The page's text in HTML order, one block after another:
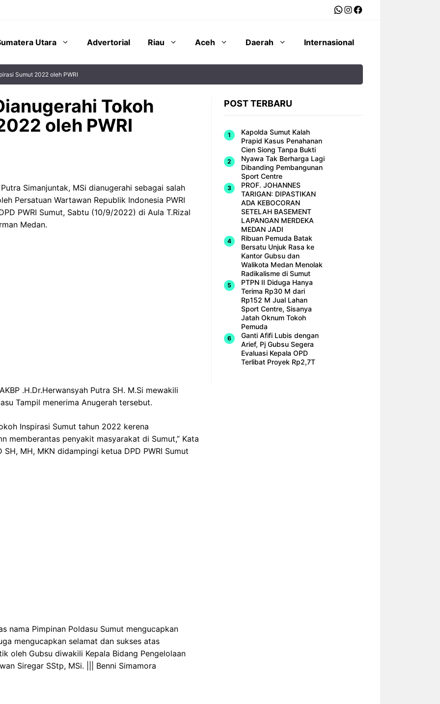
WhatsApp
Instagram
Facebook
Utara Advertorial Riau Aceh Daerah Internasional
Sumut 2022 oleh PWRI
Tokoh
oleh PWRI
Simanjuntak, MSi dianugerahi sebagai salah
Persatuan Wartawan Republik Indonesia PWRI
PWRI Sumut, Sabtu (10/9/2022) di Aula T.Rizal
Medan.
.H.Dr.Herwansyah Putra SH. M.Si mewakili
Tampil menerima Anugerah tersebut.
Inspirasi Sumut tahun 2022 kerena
memberantas penyakit masyarakat di Sumut,” Kata
SH, MH, MKN didampingi ketua DPD PWRI Sumut
nama Pimpinan Poldasu Sumut mengucapkan
mengucapkan selamat dan sukses atas
oleh Gubsu diwakili Kepala Bidang Pengelolaan
Siregar SStp, MSi. ||| Benni Simamora
POST TERBARU
Kapolda Sumut Kalah
Prapid Kasus Penahanan
Cien Siong Tanpa Bukti
Nyawa Tak Berharga Lagi
Dibanding Pembangunan
Sport Centre
PROF. JOHANNES
TARIGAN: DIPASTIKAN
ADA KEBOCORAN
SETELAH BASEMENT
LAPANGAN MERDEKA
MEDAN JADI
Ribuan Pemuda Batak
Bersatu Unjuk Rasa ke
Kantor Gubsu dan
Walikota Medan Menolak
Radikalisme di Sumut
PTPN II Diduga Hanya
Terima Rp30 M dari
Rp152 M Jual Lahan
Sport Centre, Sisanya
Jatah Oknum Tokoh
Pemuda
Ganti Afifi Lubis dengan
Arief, Pj Gubsu Segera
Evaluasi Kepala OPD
Terlibat Proyek Rp2,7T